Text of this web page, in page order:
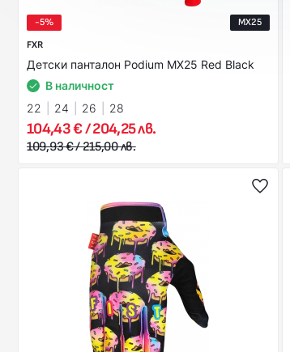
-5%
MX25
FXR
Детски панталон Podium MX25 Red Black
В наличност
22
24 26 28
104,43 € / 204,25 лв.
109,93 € / 215,00 лв.